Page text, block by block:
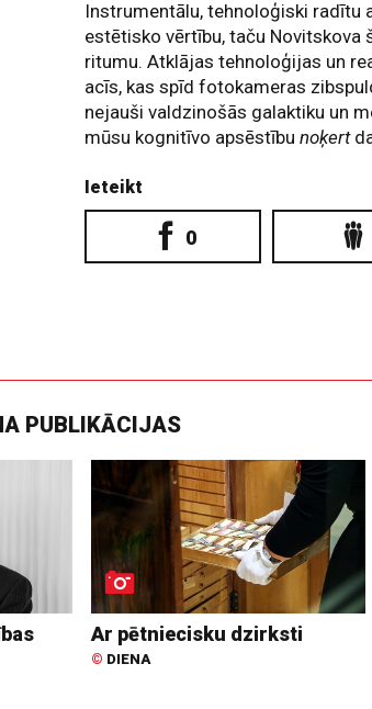
Instrumentālu, tehnoloģiski radītu
estētisko vērtību, taču Novitskova
ritumu. Atklājas tehnoloģijas un
acīs, kas spīd fotokameras
nejauši valdzinošās galaktiku un
mūsu kognitīvo apsēstībunoķert
Ieteikt
0
PUBLIKĀCIJAS
Ar pētniecisku dzirksti
© DIENA